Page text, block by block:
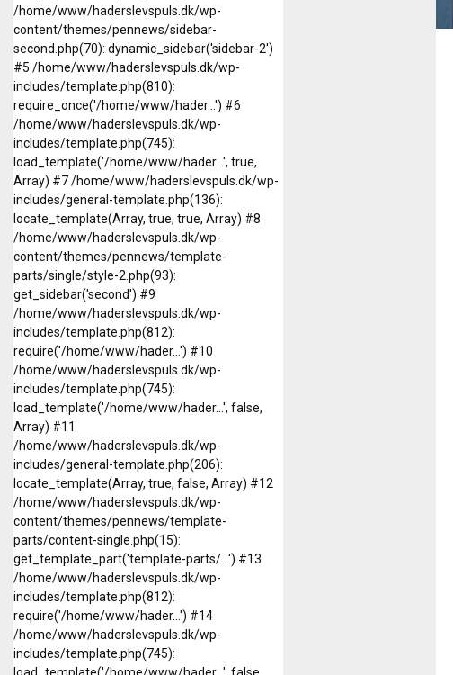
/home/www/haderslevspuls.dk/wp-
content/themes/pennews/sidebar-
second.php(70): dynamic_sidebar('sidebar-2')
#5 /home/www/haderslevspuls.dk/wp-
includes/template.php(810):
require_once('/home/www/hader...') #6
/home/www/haderslevspuls.dk/wp-
includes/template.php(745):
load_template('/home/www/hader...', true,
Array) #7 /home/www/haderslevspuls.dk/wp-
includes/general-template.php(136):
locate_template(Array, true, true, Array) #8
/home/www/haderslevspuls.dk/wp-
content/themes/pennews/template-
parts/single/style-2.php(93):
get_sidebar('second') #9
/home/www/haderslevspuls.dk/wp-
includes/template.php(812):
require('/home/www/hader...') #10
/home/www/haderslevspuls.dk/wp-
includes/template.php(745):
load_template('/home/www/hader...', false,
Array) #11
/home/www/haderslevspuls.dk/wp-
includes/general-template.php(206):
locate_template(Array, true, false, Array) #12
/home/www/haderslevspuls.dk/wp-
content/themes/pennews/template-
parts/content-single.php(15):
get_template_part('template-parts/...') #13
/home/www/haderslevspuls.dk/wp-
includes/template.php(812):
require('/home/www/hader...') #14
/home/www/haderslevspuls.dk/wp-
includes/template.php(745):